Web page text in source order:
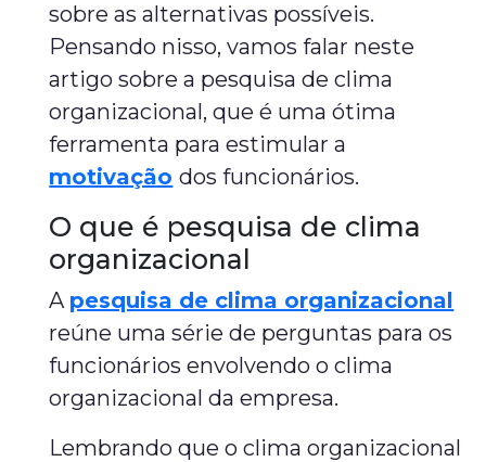
sobre as alternativas possíveis.
Pensando nisso, vamos falar neste
artigo sobre a pesquisa de clima
organizacional, que é uma ótima
ferramenta para estimular a
motivação dos funcionários.
O que é pesquisa de clima
organizacional
A pesquisa de clima organizacional
reúne uma série de perguntas para os
funcionários envolvendo o clima
organizacional da empresa.
Lembrando que o clima organizacional